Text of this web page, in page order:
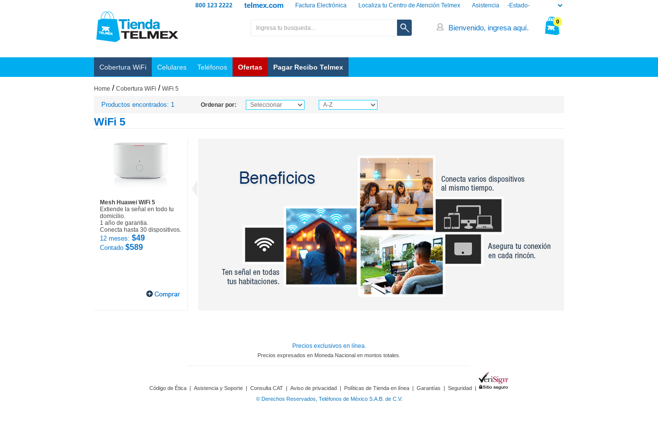
Asistencia
Localiza tu Centro de Atención Telmex
Factura Electrónica
telmex.com
800 123 2222
0
Bienvenido, ingresa aquí.
Cobertura WiFi Celulares Teléfonos Ofertas Pagar Recibo Telmex
Home / Cobertura WiFi / WiFi 5
Productos encontrados: 1 Ordenar por:
WiFi 5
Mesh Huawei WiFi 5
Extiende la señal en todo tu
domicilio.
1 año de garantia.
Conecta hasta 30 dispositivos.
12 meses: $49
Contado $589
Precios exclusivos en línea.
Precios expresados en Moneda Nacional en montos totales.
Código de Ética | Asistencia y Soporte | Consulta CAT | Aviso de privacidad | Políticas de Tienda en línea | Garantías | Seguridad |
© Derechos Reservados, Teléfonos de México S.A.B. de C.V.